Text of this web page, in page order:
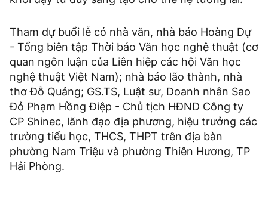
Tham dự buổi lễ có nhà văn, nhà báo Hoàng Dự
- Tổng biên tập Thời báo Văn học nghệ thuật (cơ
quan ngôn luận của Liên hiệp các hội Văn học
nghệ thuật Việt Nam); nhà báo lão thành, nhà
thơ Đỗ Quảng; GS.TS, Luật sư, Doanh nhân Sao
Đỏ Phạm Hồng Điệp - Chủ tịch HĐND Công ty
CP Shinec, lãnh đạo địa phương, hiệu trưởng các
trường tiểu học, THCS, THPT trên địa bàn
phường Nam Triệu và phường Thiên Hương, TP
Hải Phòng.